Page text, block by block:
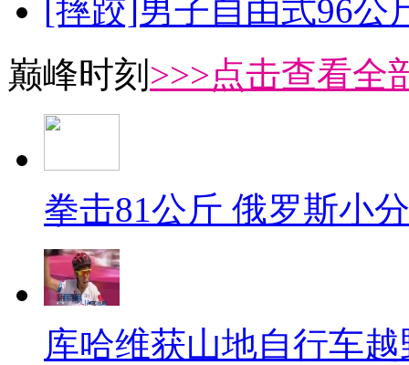
[摔跤]男子自由式96公
巅峰时刻 >>>点击查看全
拳击81公斤 俄罗斯小
库哈维获山地自行车